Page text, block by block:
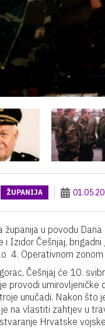
ŽUPANIJA
županija u povodu
i Izidor Češnjaj,
4. Operativnom
Češnjaj će 10.
provodi
unučadi. Nakon što
na vlastiti zahtjev u
Hrvatske